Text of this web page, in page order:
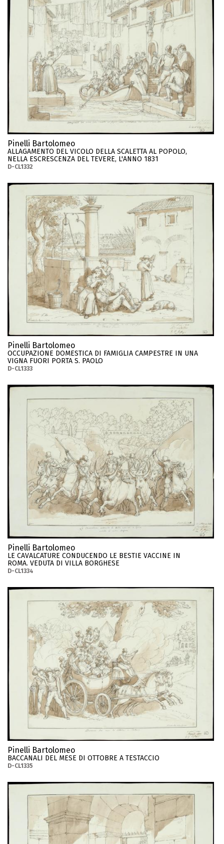
Pinelli Bartolomeo
ALLAGAMENTO DEL VICOLO DELLA SCALETTA AL POPOLO,
NELLA ESCRESCENZA DEL TEVERE, L'ANNO 1831
D-CL1332
Pinelli Bartolomeo
OCCUPAZIONE DOMESTICA DI FAMIGLIA CAMPESTRE IN UNA
VIGNA FUORI PORTA S. PAOLO
D-CL1333
Pinelli Bartolomeo
LE CAVALCATURE CONDUCENDO LE BESTIE VACCINE IN
ROMA. VEDUTA DI VILLA BORGHESE
D-CL1334
Pinelli Bartolomeo
BACCANALI DEL MESE DI OTTOBRE A TESTACCIO
D-CL1335